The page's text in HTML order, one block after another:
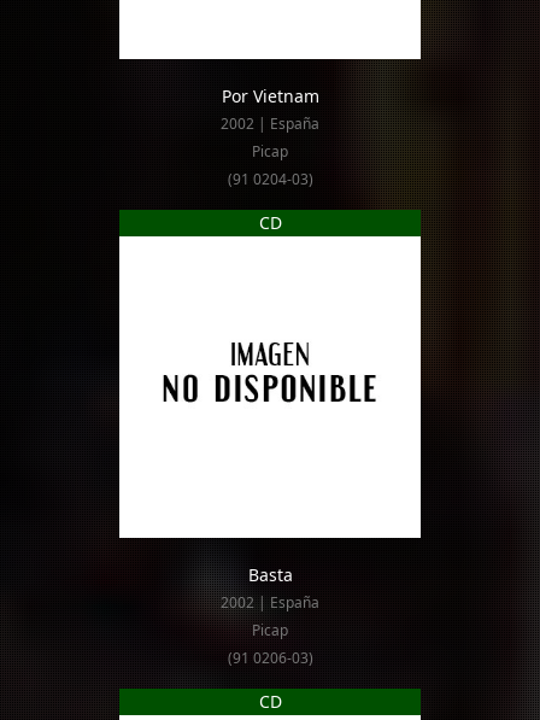
Por Vietnam
2002 | España
Picap
(91 0204-03)
CD
Basta
2002 | España
Picap
(91 0206-03)
CD